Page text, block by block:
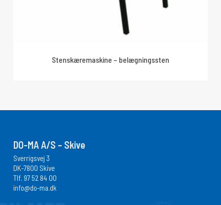
Stenskæremaskine – belægningssten
DO-MA A/S – Skive
Sverrigsvej 3
DK-7800 Skive
Tlf. 97 52 84 00
info@do-ma.dk